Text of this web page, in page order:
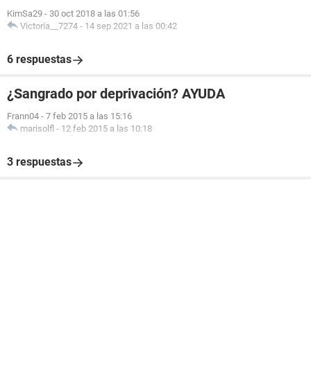
KimSa29 - 30 oct 2018 a las 01:56
Victoria__7274 - 14 sep 2021 a las 00:42
6 respuestas
¿Sangrado por deprivación? AYUDA
Frann04 - 7 feb 2015 a las 15:16
marisolfl - 12 feb 2015 a las 10:18
3 respuestas